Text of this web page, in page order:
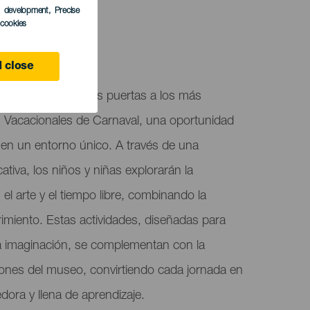
development, Precise
close
Cosmos abre sus puertas a los más
de Carnaval, una oportunidad
un entorno único. A través de una
los niños y niñas explorarán la
arte y el tiempo libre, combinando la
Estas actividades, diseñadas para
imaginación, se complementan con la
del museo, convirtiendo cada jornada en
y llena de aprendizaje.